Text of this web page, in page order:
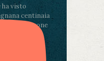
ha visto
centinaia
e persone